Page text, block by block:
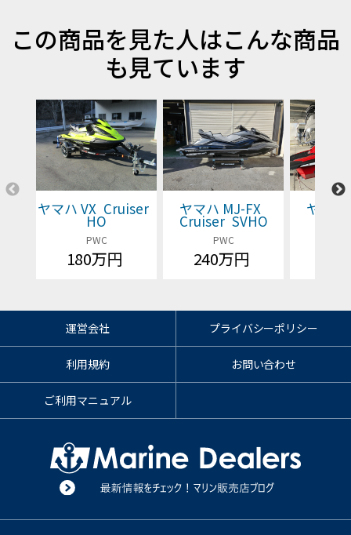
この商品を見た人はこんな商品
も見ています
ヤマハ VX Cruiser
HO
PWC
180万円
ヤマハ MJ-FX
Cruiser SVHO
PWC
240万円
ヤマ
運営会社 プライバシーポリシー
利用規約 お問い合わせ
ご利用マニュアル